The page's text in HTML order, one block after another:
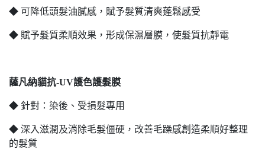
◆ 可降低頭髮油膩感，賦予髮質清爽蓬鬆感受
◆ 賦予髮質柔順效果，形成保濕層膜，使髮質抗靜電
薩凡納貓抗-UV護色護髮膜
◆ 針對：染後、受損髮專用
◆ 深入滋潤及消除毛髮僵硬，改善毛躁感創造柔順好整理
的髮質